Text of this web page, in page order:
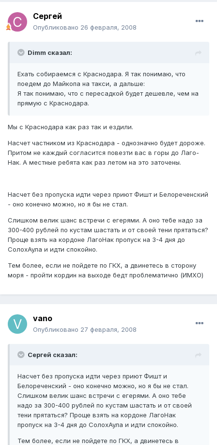
Cергей
Опубликовано 26 февраля, 2008
Dimm сказал:
Ехать собираемся с Краснодара. Я так понимаю, что
поедем до Майкопа на такси, а дальше:
Я так понимаю, что с пересадкой будет дешевле, чем на
прямую с Краснодара.
Мы с Краснодара как раз так и ездили.
Насчет частником из Краснодара - однозначно будет дороже.
Притом не каждый согласится повезти вас в горы до Лаго-
Нак. А местные ребята как раз летом на это заточены.
Насчет без пропуска идти через приют Фишт и Белореченский
- оно конечно можно, но я бы не стал.
Слишком велик шанс встречи с егерями. А оно тебе надо за
300-400 рублей по кустам шастать и от своей тени прятаться?
Проще взять на кордоне ЛагоНак пропуск на 3-4 дня до
СолохАула и идти спокойно.
Тем более, если не пойдете по ГКХ, а двинетесь в сторону
моря - пройти кордин на выходе бедт проблематично (ИМХО)
vano
Опубликовано 27 февраля, 2008
Cергей сказал:
Насчет без пропуска идти через приют Фишт и
Белореченский - оно конечно можно, но я бы не стал.
Слишком велик шанс встречи с егерями. А оно тебе
надо за 300-400 рублей по кустам шастать и от своей
тени прятаться? Проще взять на кордоне ЛагоНак
пропуск на 3-4 дня до СолохАула и идти спокойно.
Тем более, если не пойдете по ГКХ, а двинетесь в